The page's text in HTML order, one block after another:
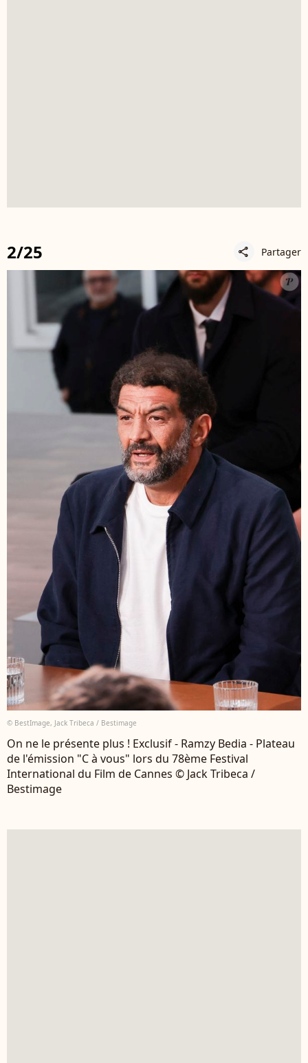
2/25 share Partager
© BestImage, Jack Tribeca / Bestimage
On ne le présente plus ! Exclusif - Ramzy Bedia - Plateau
de l'émission "C à vous" lors du 78ème Festival
International du Film de Cannes © Jack Tribeca /
Bestimage